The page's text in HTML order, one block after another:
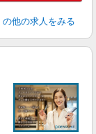
の他の求人をみる